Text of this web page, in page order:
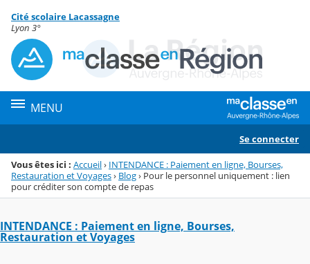
Menu de la rubrique
Contenu
Cité scolaire Lacassagne
Lyon 3°
MENU
Se connecter
Vous êtes ici : Accueil› INTENDANCE : Paiement en ligne, Bourses,
Restauration et Voyages› Blog› Pour le personnel uniquement : lien
pour créditer son compte de repas
INTENDANCE : Paiement en ligne, Bourses,
Restauration et Voyages